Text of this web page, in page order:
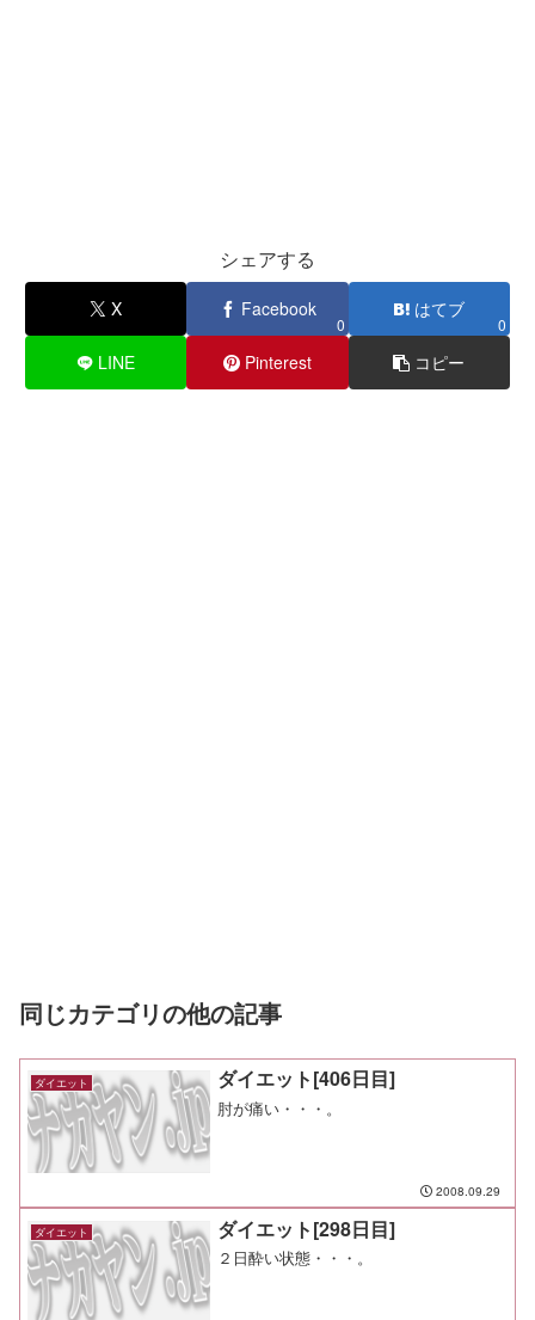
シェアする
X Facebook
0
はてブ
0
LINE Pinterest コピー
同じカテゴリの他の記事
ダイエット ダイエット[406日目]
肘が痛い・・・。
2008.09.29
ダイエット ダイエット[298日目]
２日酔い状態・・・。